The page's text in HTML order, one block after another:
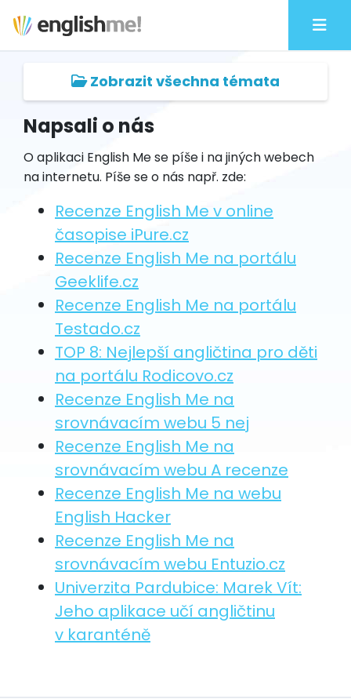
Zobrazit všechna témata
Napsali o nás
O aplikaci English Me se píše i na jiných webech
na internetu. Píše se o nás např. zde:
Recenze English Me v online
časopise iPure.cz
Recenze English Me na portálu
Geeklife.cz
Recenze English Me na portálu
Testado.cz
TOP 8: Nejlepší angličtina pro děti
na portálu Rodicovo.cz
Recenze English Me na
srovnávacím webu 5 nej
Recenze English Me na
srovnávacím webu A recenze
Recenze English Me na webu
English Hacker
Recenze English Me na
srovnávacím webu Entuzio.cz
Univerzita Pardubice: Marek Vít:
Jeho aplikace učí angličtinu
v karanténě